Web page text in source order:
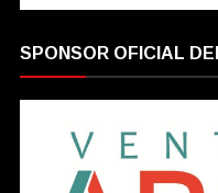
SPONSOR OFICIAL